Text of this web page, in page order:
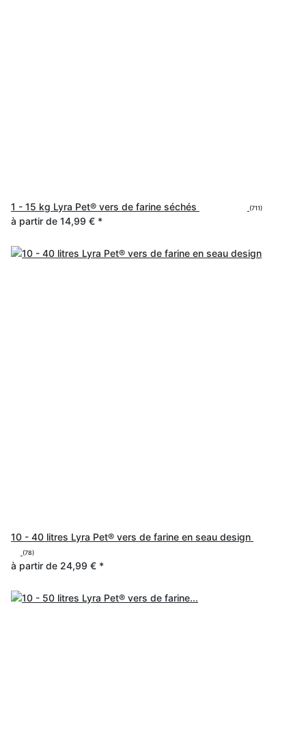
1 - 15 kg Lyra Pet® vers de farine séchés (711)
à partir de 14,99 € *
10 - 40 litres Lyra Pet® vers de farine en seau design
(78)
à partir de 24,99 € *